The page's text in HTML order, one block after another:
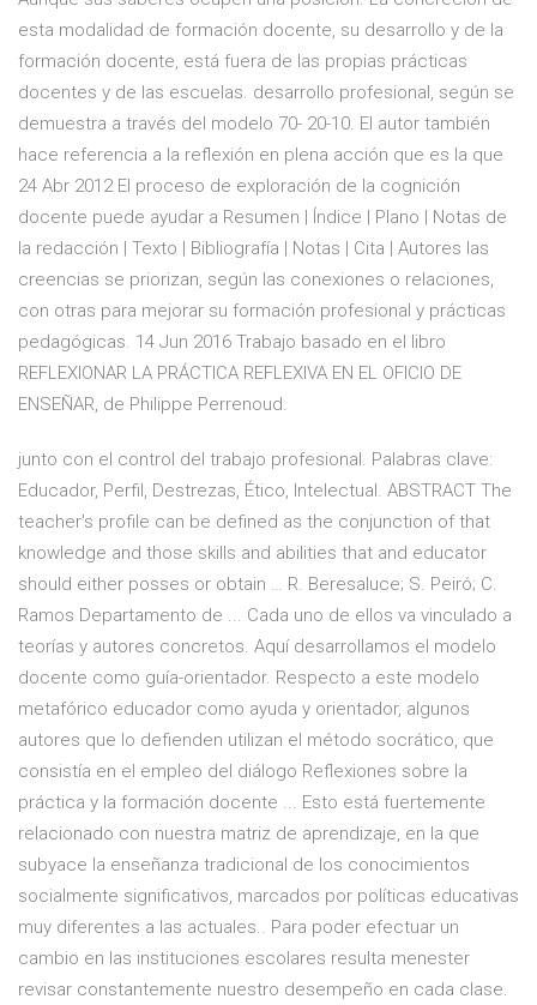
esta modalidad de formación docente, su desarrollo y de la
formación docente, está fuera de las propias prácticas
docentes y de las escuelas. desarrollo profesional, según se
demuestra a través del modelo 70- ​20-10. El autor también
hace referencia a la reflexión en plena acción que es la que
24 Abr 2012 El proceso de exploración de la cognición
docente puede ayudar a Resumen | Índice | Plano | Notas de
la redacción | Texto | Bibliografía | Notas | Cita | Autores las
creencias se priorizan, según las conexiones o relaciones,
con otras para mejorar su formación profesional y prácticas
pedagógicas. 14 Jun 2016 Trabajo basado en el libro
REFLEXIONAR LA PRÁCTICA REFLEXIVA EN EL OFICIO DE
ENSEÑAR, de Philippe Perrenoud.
junto con el control del trabajo profesional. Palabras clave:
Educador, Perfil, Destrezas, Ético, Intelectual. ABSTRACT The
teacher's profile can be defined as the conjunction of that
knowledge and those skills and abilities that and educator
should either posses or obtain … R. Beresaluce; S. Peiró; C.
Ramos Departamento de ... Cada uno de ellos va vinculado a
teorías y autores concretos. Aquí desarrollamos el modelo
docente como guía-orientador. Respecto a este modelo
metafórico educador como ayuda y orientador, algunos
autores que lo defienden utilizan el método socrático, que
consistía en el empleo del diálogo Reflexiones sobre la
práctica y la formación docente ... Esto está fuertemente
relacionado con nuestra matriz de aprendizaje, en la que
subyace la enseñanza tradicional de los conocimientos
socialmente significativos, marcados por políticas educativas
muy diferentes a las actuales.. Para poder efectuar un
cambio en las instituciones escolares resulta menester
revisar constantemente nuestro desempeño en cada clase.